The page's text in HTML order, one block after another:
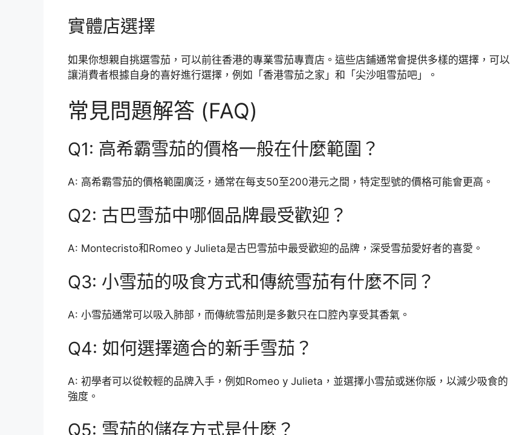
實體店選擇
如果你想親自挑選雪茄，可以前往香港的專業雪茄專賣店。這些店鋪通常會提供多樣的選擇，可以
讓消費者根據自身的喜好進行選擇，例如「香港雪茄之家」和「尖沙咀雪茄吧」。
常見問題解答 (FAQ)
Q1: 高希霸雪茄的價格一般在什麼範圍？
A: 高希霸雪茄的價格範圍廣泛，通常在每支50至200港元之間，特定型號的價格可能會更高。
Q2: 古巴雪茄中哪個品牌最受歡迎？
A: Montecristo和Romeo y Julieta是古巴雪茄中最受歡迎的品牌，深受雪茄愛好者的喜愛。
Q3: 小雪茄的吸食方式和傳統雪茄有什麼不同？
A: 小雪茄通常可以吸入肺部，而傳統雪茄則是多數只在口腔內享受其香氣。
Q4: 如何選擇適合的新手雪茄？
A: 初學者可以從較輕的品牌入手，例如Romeo y Julieta，並選擇小雪茄或迷你版，以減少吸食的
強度。
Q5: 雪茄的儲存方式是什麼？